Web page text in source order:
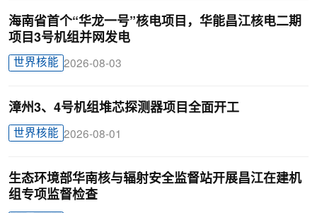
海南省首个“华龙一号”核电项目，华能昌江核电二期
项目3号机组并网发电
世界核能 2026-08-03
漳州3、4号机组堆芯探测器项目全面开工
世界核能 2026-08-01
生态环境部华南核与辐射安全监督站开展昌江在建机
组专项监督检查